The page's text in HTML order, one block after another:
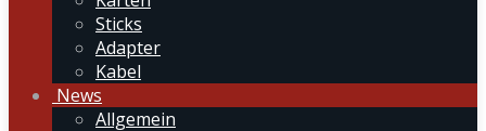
Sticks
Adapter
Kabel
News
Allgemein